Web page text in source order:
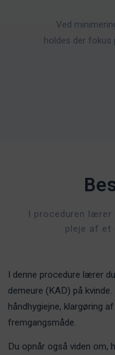
Ved
holdes der fokus
I proceduren lærer
pleje af et
I denne procedure lærer
demeure (KAD) på
håndhygiejne, klargøring
fremgangsmåde.
Du opnår også viden